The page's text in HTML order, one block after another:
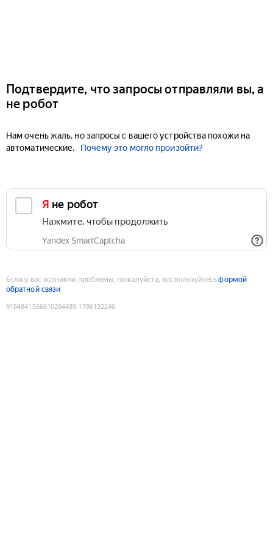
Подтвердите, что запросы отправляли вы, а
не робот
Нам очень жаль, но запросы с вашего устройства похожи на
автоматические.
Почему это могло произойти?
Я не робот
Нажмите, чтобы продолжить
Yandex SmartCaptcha
Если у вас возникли проблемы, пожалуйста, воспользуйтесьформой
обратной связи
9184841566610284489:1786132246